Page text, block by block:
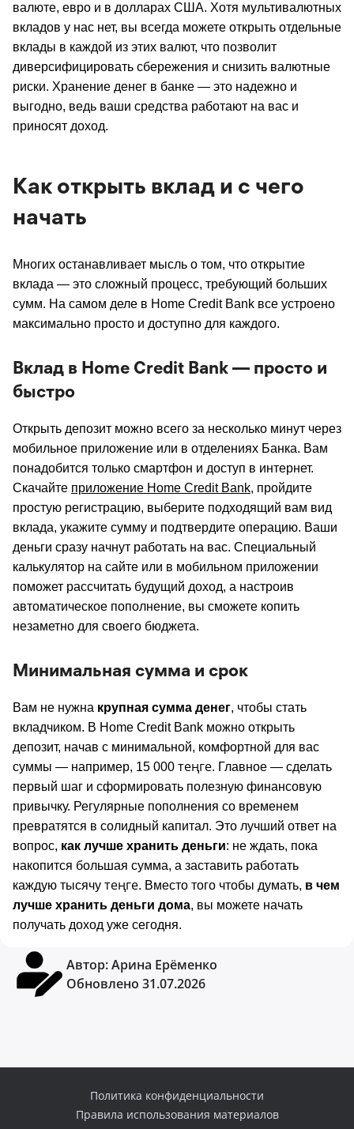
валюте, евро и в долларах США. Хотя мультивалютных
вкладов у нас нет, вы всегда можете открыть отдельные
вклады в каждой из этих валют, что позволит
диверсифицировать сбережения и снизить валютные
риски. Хранение денег в банке — это надежно и
выгодно, ведь ваши средства работают на вас и
приносят доход.
Как открыть вклад и с чего
начать
Многих останавливает мысль о том, что открытие
вклада — это сложный процесс, требующий больших
сумм. На самом деле в Home Credit Bank все устроено
максимально просто и доступно для каждого.
Вклад в Home Credit Bank — просто и
быстро
Открыть депозит можно всего за несколько минут через
мобильное приложение или в отделениях Банка. Вам
понадобится только смартфон и доступ в интернет.
Скачайте приложение Home Credit Bank, пройдите
простую регистрацию, выберите подходящий вам вид
вклада, укажите сумму и подтвердите операцию. Ваши
деньги сразу начнут работать на вас. Специальный
калькулятор на сайте или в мобильном приложении
поможет рассчитать будущий доход, а настроив
автоматическое пополнение, вы сможете копить
незаметно для своего бюджета.
Минимальная сумма и срок
Вам не нужна крупная сумма денег, чтобы стать
вкладчиком. В Home Credit Bank можно открыть
депозит, начав с минимальной, комфортной для вас
суммы — например, 15 000 теңге. Главное — сделать
первый шаг и сформировать полезную финансовую
привычку. Регулярные пополнения со временем
превратятся в солидный капитал. Это лучший ответ на
вопрос, как лучше хранить деньги: не ждать, пока
накопится большая сумма, а заставить работать
каждую тысячу теңге. Вместо того чтобы думать, в чем
лучше хранить деньги дома, вы можете начать
получать доход уже сегодня.
Автор:Арина Ерёменко
Обновлено 31.07.2026
Политика конфиденциальности
Правила использования материалов